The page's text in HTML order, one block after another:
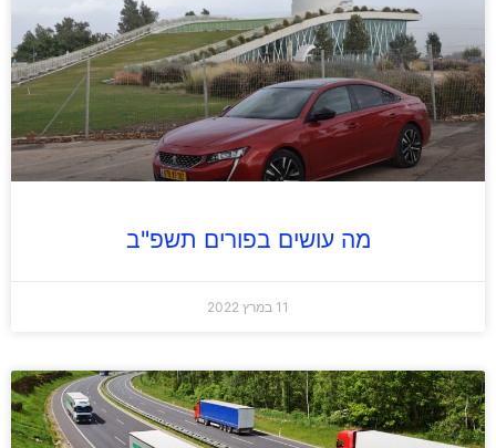
מה עושים בפורים תשפ"ב
11 במרץ 2022